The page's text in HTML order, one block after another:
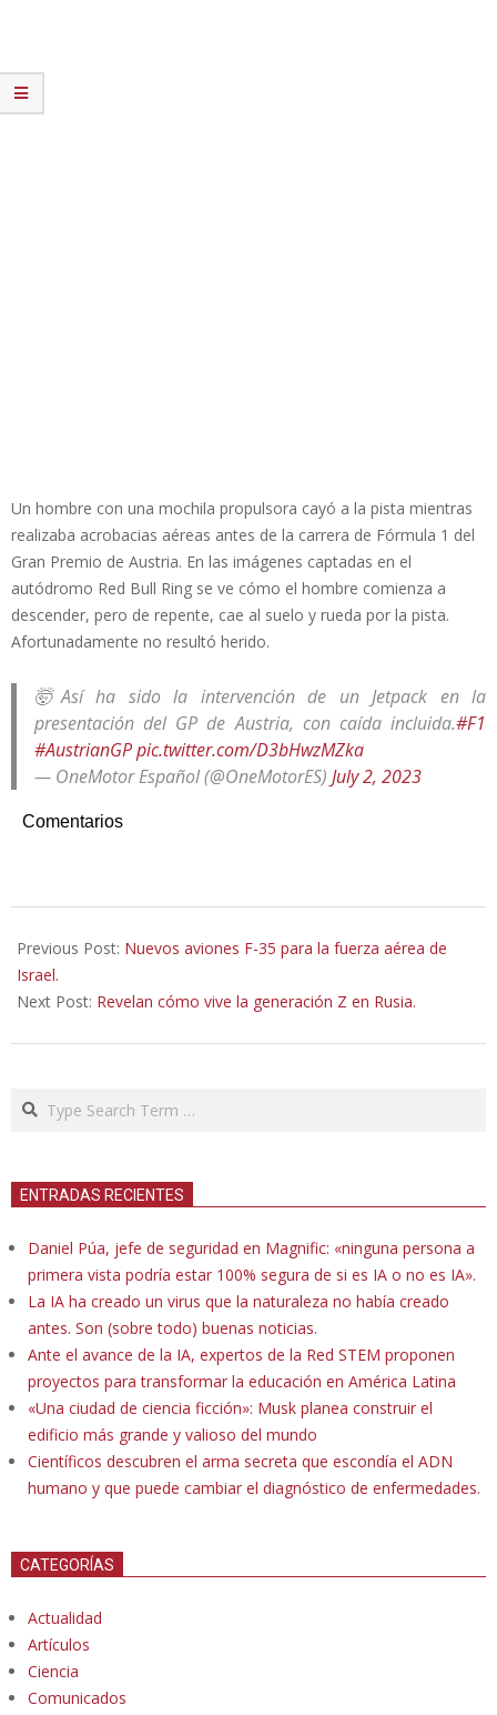
Un hombre con una mochila propulsora cayó a la pista mientras
realizaba acrobacias aéreas antes de la carrera de Fórmula 1 del
Gran Premio de Austria. En las imágenes captadas en el
autódromo Red Bull Ring se ve cómo el hombre comienza a
descender, pero de repente, cae al suelo y rueda por la pista.
Afortunadamente no resultó herido.
🤯Así ha sido la intervención de un Jetpack en la
presentación del GP de Austria, con caída incluida.#F1
#AustrianGPpic.twitter.com/D3bHwzMZka
— OneMotor Español (@OneMotorES) July 2, 2023
Comentarios
07-
03
Previous Post: Nuevos aviones F-35 para la fuerza aérea de
Israel.
Next Post: Revelan cómo vive la generación Z en Rusia.
Search
ENTRADAS RECIENTES
Daniel Púa, jefe de seguridad en Magnific: «ninguna persona a
primera vista podría estar 100% segura de si es IA o no es IA».
La IA ha creado un virus que la naturaleza no había creado
antes. Son (sobre todo) buenas noticias.
Ante el avance de la IA, expertos de la Red STEM proponen
proyectos para transformar la educación en América Latina
«Una ciudad de ciencia ficción»: Musk planea construir el
edificio más grande y valioso del mundo
Científicos descubren el arma secreta que escondía el ADN
humano y que puede cambiar el diagnóstico de enfermedades.
CATEGORÍAS
Actualidad
Artículos
Ciencia
Comunicados